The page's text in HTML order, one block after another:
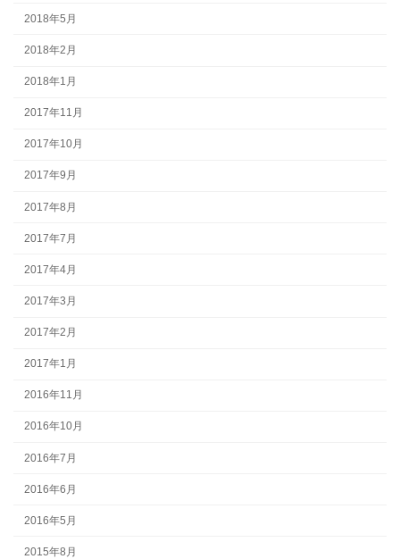
2018年5月
2018年2月
2018年1月
2017年11月
2017年10月
2017年9月
2017年8月
2017年7月
2017年4月
2017年3月
2017年2月
2017年1月
2016年11月
2016年10月
2016年7月
2016年6月
2016年5月
2015年8月